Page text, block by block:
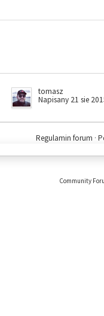
tomasz
Napisany 21 sie
Regulamin forum ·
Community